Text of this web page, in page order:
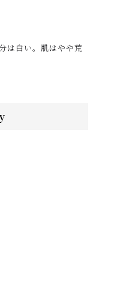
は白い。肌はやや荒